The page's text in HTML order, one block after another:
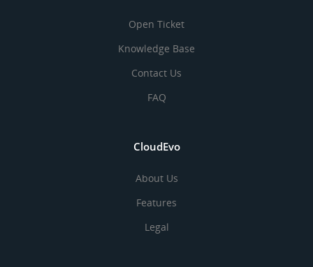
Open Ticket
Knowledge Base
Contact Us
FAQ
CloudEvo
About Us
Features
Legal